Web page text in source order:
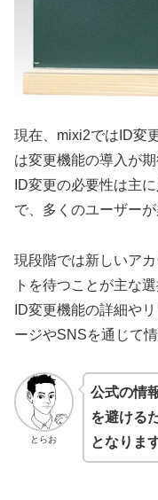
現在、mixi2ではID変
は変更機能の導入が期
ID変更の必要性は主
で、多くのユーザー
現段階では新しいア
トを待つことが主な選
ID変更機能の詳細や
ージやSNSを通じて
とらお
公式の情
を避ける
となります